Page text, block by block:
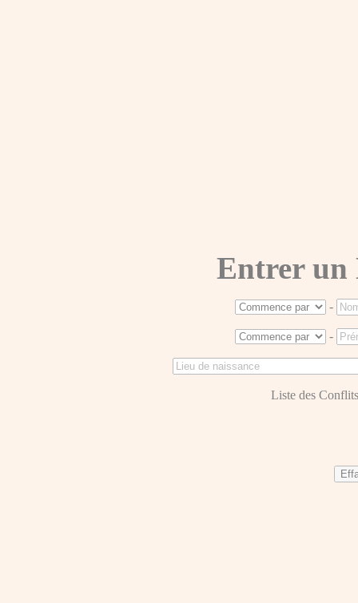
Entrer un
-
-
Liste des